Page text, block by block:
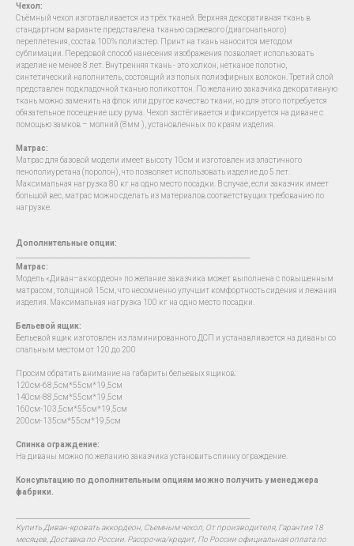
Чехол:
Съёмный чехол изготавливается из трёх тканей. Верхняя декоративная ткань в
стандартном варианте представлена тканью саржевого (диагонального)
переплетения, состав 100% полиэстер. Принт на ткань наносится методом
сублимации. Передовой способ нанесения изображения позволяет использовать
изделие не менее 8 лет. Внутренняя ткань - это холкон, нетканое полотно,
синтетический наполнитель, состоящий из полых полиэфирных волокон. Третий слой
представлен подкладочной тканью поликоттон. По желанию заказчика декоративную
ткань можно заменить на флок или другое качество ткани, но для этого потребуется
обязательное посещение шоу рума. Чехол застёгивается и фиксируется на диване с
помощью замков – молний (8мм ), установленных по краям изделия.
Матрас:
Матрас для базовой модели имеет высоту 10см и изготовлен из эластичного
пенополиуретана (поролон), что позволяет использовать изделие до 5 лет.
Максимальная нагрузка 80 кг на одно место посадки. В случае, если заказчик имеет
большой вес, матрас можно сделать из материалов соответствущих требованию по
нагрузке.
Дополнительные опции:
Матрас:
Модель «Диван–аккордеон» по желание заказчика может выполнена с повышенным
матрасом, толщиной 15см, что несомненно улучшит комфортность сидения и лежания
изделия. Максимальная нагрузка 100 кг на одно место посадки.
Бельевой ящик:
Бельевой ящик изготовлен из ламинированного ДСП и устанавливается на диваны со
спальным местом от 120 до 200
Просим обратить внимание на габариты бельевых ящиков:
120см-68,5см*55см*19,5см
140см-88,5см*55см*19,5см
160см-103,5см*55см*19,5см
200см-135см*55см*19,5см
Спинка ограждение:
На диваны можно по желанию заказчика установить спинку ограждение.
Консультацию по дополнительным опциям можно получить у менеджера
фабрики.
Купить Диван-кровать аккордеон, Съемным чехол, От производителя, Гарантия 18
месяцев, Доставка по России. Рассрочка/кредит, По России официальная оплата по